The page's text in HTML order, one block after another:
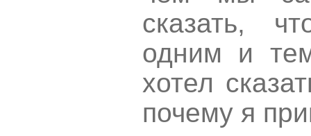
сказать,
одним и
хотел
почему я